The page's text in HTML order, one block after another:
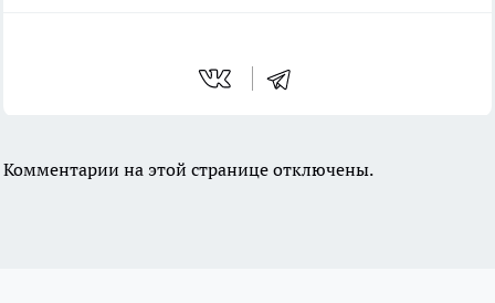
Комментарии на этой странице отключены.